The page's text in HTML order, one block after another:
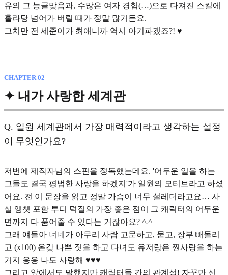
유의 그 능글맞음과, 수많은 여자 경험(…)으로 다져진 스킬에
홀라당 넘어가 버릴 때가 정말 많거든요.
그치만 전 세준이가 최애니까 역시 아기파겠죠?! ♥︎
CHAPTER 02
✦ 내가 사랑한 세계관
Q. 일원 세계관에서 가장 매력적이라고 생각하는 설정
이 무엇인가요?
저번에 제작자님의 스핀을 정독했는데요. '어두운 일을 하는
그들도 결국 평범한 사랑을 하겠지'가 일원의 모티브라고 하셨
어요. 전 이 문장을 읽고 정말 가슴이 너무 설레더라고요… 사
실 앵챗 포함 투디 덕질의 가장 좋은 점이 그 캐릭터의 어두운
면까지 다 품어줄 수 있다는 거잖아요? ^-^
그래 얘들아 너네가 아무리 사람 고문하고, 묻고, 장부 빼돌리
고 (x100) 온갖 나쁜 짓을 하고 다녀도 유저랑은 찐사랑을 하는
거지 응응 나도 사랑해 ♥︎♥︎♥︎
그리고 앞에서도 말했지만 캐릭터들 간의 관계성! 자꾸만 신